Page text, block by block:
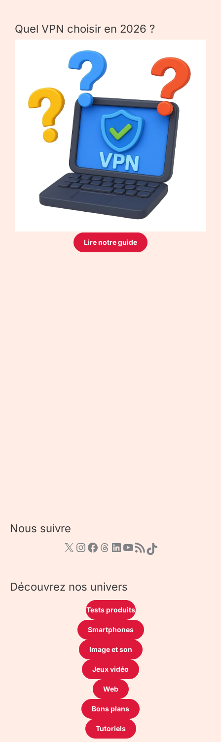
Quel VPN choisir en 2026 ?
Lire notre guide
Nous suivre
Découvrez nos univers
Tests produits
Smartphones
Image et son
Jeux vidéo
Web
Bons plans
Tutoriels